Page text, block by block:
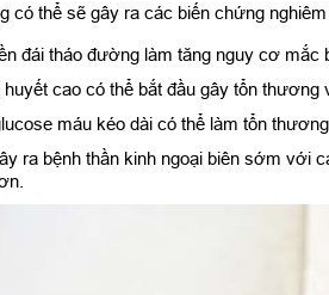
có thể sẽ gây ra các biến chứng
đái tháo đường làm tăng nguy cơ
cao có thể bắt đầu gây tổn
máu kéo dài có thể làm tổn
ra bệnh thần kinh ngoại biên sớm với